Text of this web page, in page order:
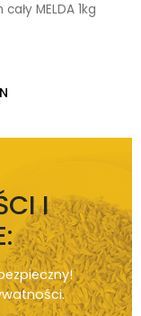
MELDA 1kg
I
.